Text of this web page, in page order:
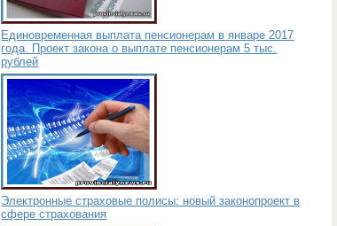
Единовременная выплата пенсионерам в январе 2017
года. Проект закона о выплате пенсионерам 5 тыс.
рублей
Электронные страховые полисы: новый законопроект в
сфере страхования